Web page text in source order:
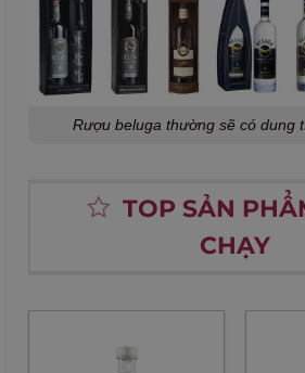
Rượu beluga thường sẽ có dung
TOP SẢN
CHẠY